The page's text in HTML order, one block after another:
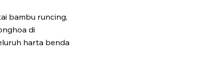
bambu runcing,
di
harta benda